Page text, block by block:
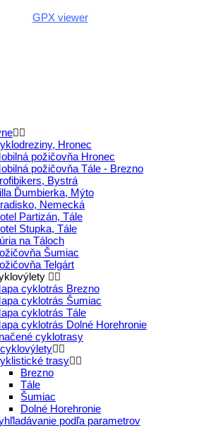
GPX viewer
Hronec
požičovňa Hronec
požičovňa Tále - Brezno
Bystrá
Ďumbierka, Mýto
Nemecká
Partizán, Tále
Stupka, Tále
na Táloch
Šumiac
Telgárt
cyklotrás Brezno
cyklotrás Šumiac
cyklotrás Tále
cyklotrás Dolné Horehronie
cyklotrasy
trasy
Brezno
Tále
Šumiac
Dolné Horehronie
podľa parametrov